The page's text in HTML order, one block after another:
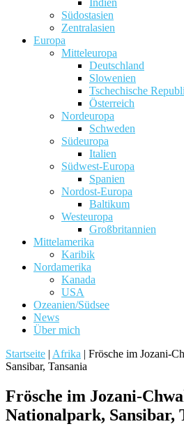
Indien
Südostasien
Zentralasien
Europa
Mitteleuropa
Deutschland
Slowenien
Tschechische
Österreich
Nordeuropa
Schweden
Südeuropa
Italien
Südwest-Europa
Spanien
Nordost-Europa
Baltikum
Westeuropa
Großbritannien
Mittelamerika
Karibik
Nordamerika
Kanada
USA
Ozeanien/Südsee
News
Über mich
Startseite | Afrika | Frösche im Jozani-
Sansibar, Tansania
Frösche im Jozani-
Nationalpark, Sansibar,